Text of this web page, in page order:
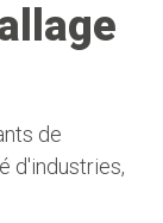
de
d'industries,